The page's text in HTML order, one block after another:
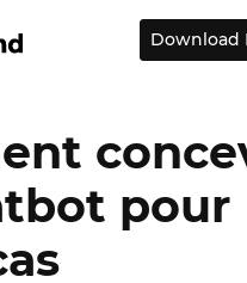
Download
pour